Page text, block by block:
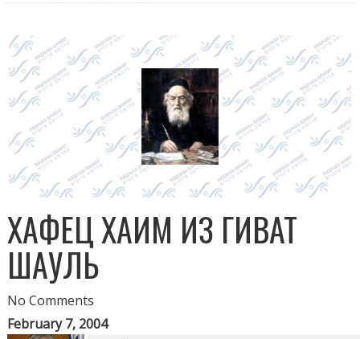
ХАФЕЦ ХАИМ ИЗ ГИВАТ
ШАУЛЬ
No Comments
February 7, 2004